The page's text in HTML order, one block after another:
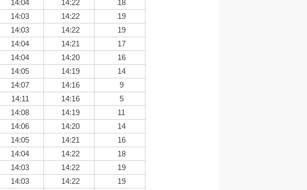
14:04 14:22
18
14:03 14:22
19
14:03 14:22
19
14:04 14:21
17
14:04 14:20
16
14:05 14:19
14
14:07 14:16 9
14:11 14:16
5
14:08 14:19
11
14:06 14:20
14
14:05 14:21
16
14:04 14:22
18
14:03 14:22
19
14:03 14:22
19